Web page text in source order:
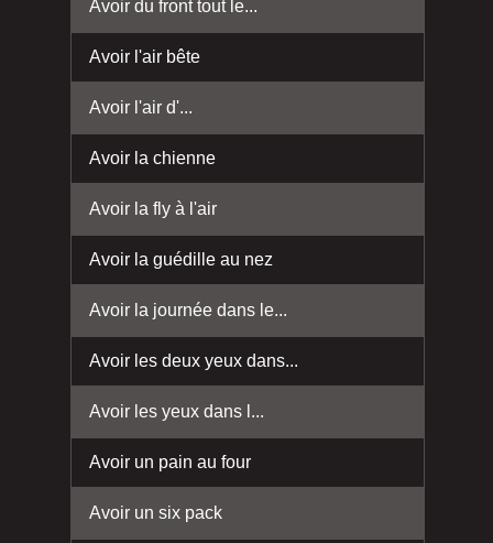
Avoir du front tout le...
Avoir l'air bête
Avoir l'air d'...
Avoir la chienne
Avoir la fly à l'air
Avoir la guédille au nez
Avoir la journée dans le...
Avoir les deux yeux dans...
Avoir les yeux dans l...
Avoir un pain au four
Avoir un six pack